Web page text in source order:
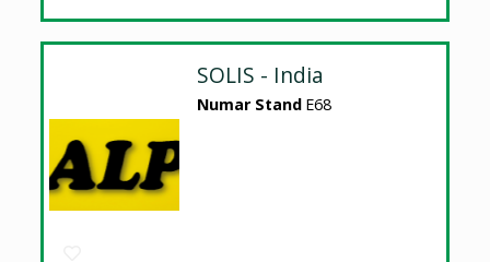
SOLIS - India
Numar Stand E68